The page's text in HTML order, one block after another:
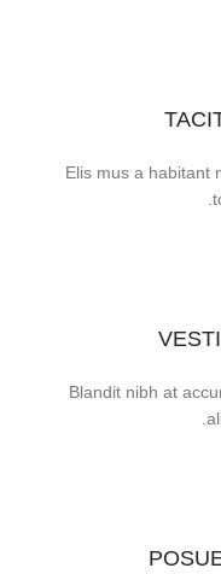
Elis mus a habitant
Blandit nibh at